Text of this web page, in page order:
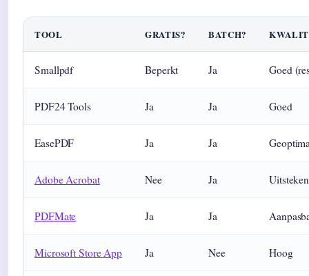
TOOL GRATIS? BATCH?
Smallpdf Beperkt Ja Goed
PDF24 Tools Ja Ja Goed
EasePDF Ja Ja
Adobe Acrobat Nee Ja
PDFMate Ja Ja
Microsoft Store App Ja Nee Hoog